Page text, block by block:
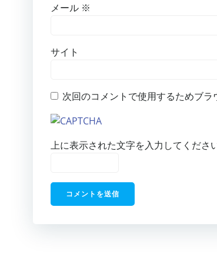
メール ※
サイト
次回のコメントで使用するためブラ
上に表示された文字を入力してください